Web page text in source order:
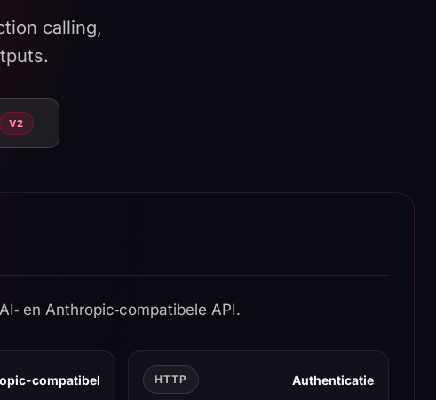
calling,
V2
en Anthropic‑compatibele API.
compatibel HTTP Authenticatie